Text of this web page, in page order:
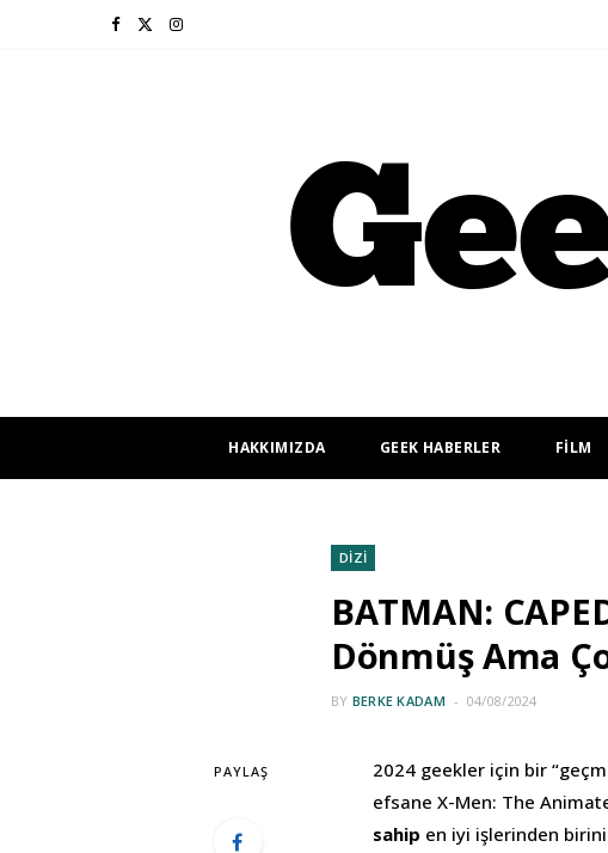
F I
HAKKIMIZDA GEEK HABERLER FİLM
DİZİ
BATMAN:
Dönmüş Ama
BY BERKE KADAM 04/08/2024
PAYLAŞ
2024 geekler için bir
efsane X-Men: The
sahip en iyi işlerinden